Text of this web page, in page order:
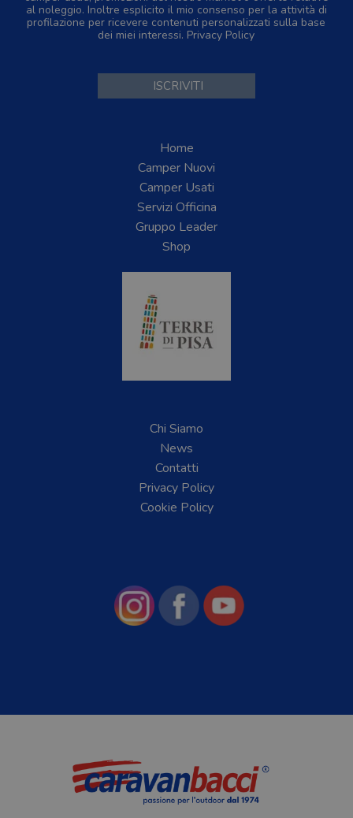
al noleggio. Inoltre esplicito il mio consenso per la attività di
profilazione per ricevere contenuti personalizzati sulla base
dei miei interessi. Privacy Policy
Home
Camper Nuovi
Camper Usati
Servizi Officina
Gruppo Leader
Shop
Chi Siamo
News
Contatti
Privacy Policy
Cookie Policy